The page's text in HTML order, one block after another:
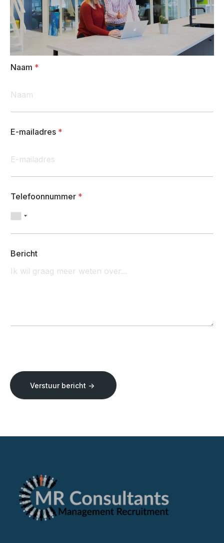
Naam *
E-mailadres *
Telefoonnummer *
Bericht
Verstuur bericht ->